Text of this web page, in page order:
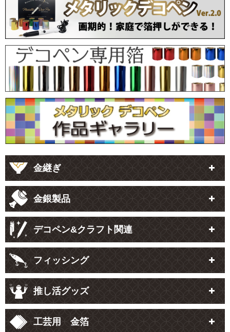
金継ぎ
金銀製品
デコペン&クラフト関連
フィッシング
推し活グッズ
工芸用 金箔